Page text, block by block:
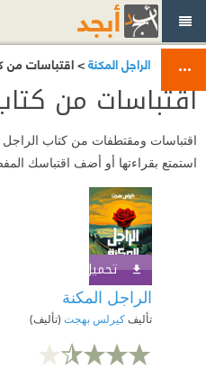
الراجل المكنة> اقتباسات من
اقتباسات من
اقتباسات ومقتطفات من كتاب الراجل
استمتع بقراءتها أو أضف اقتباسك
تحميل الكتاب
الراجل المكنة
تأليفكيرلس بهجت (تأليف)